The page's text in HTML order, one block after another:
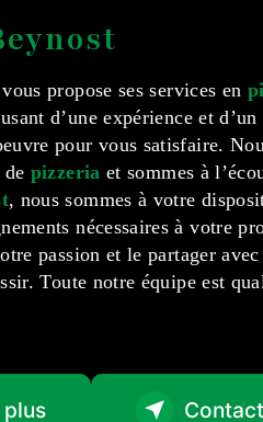
propose ses services en
d’une expérience et
pour vous satisfaire.
pizzeria et sommes à
, nous sommes à votre
nécessaires à votre
passion et le partager
Toute notre équipe est
plus